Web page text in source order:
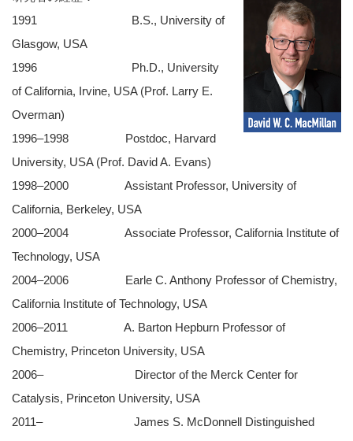
1991 B.S., University of
Glasgow, USA
1996 Ph.D., University
of California, Irvine, USA (Prof. Larry E.
Overman)
1996–1998 Postdoc, Harvard
University, USA (Prof. David A. Evans)
1998–2000 Assistant Professor, University of
California, Berkeley, USA
2000–2004 Associate Professor, California Institute of
Technology, USA
2004–2006 Earle C. Anthony Professor of Chemistry,
California Institute of Technology, USA
2006–2011 A. Barton Hepburn Professor of
Chemistry, Princeton University, USA
2006– Director of the Merck Center for
Catalysis, Princeton University, USA
2011– James S. McDonnell Distinguished